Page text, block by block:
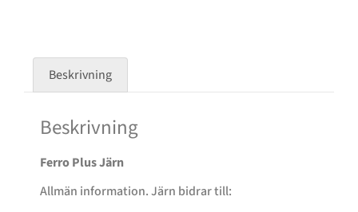
Beskrivning
Beskrivning
Ferro Plus Järn
Allmän information. Järn bidrar till: